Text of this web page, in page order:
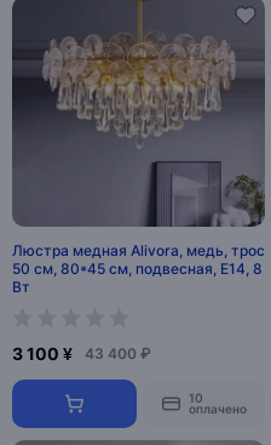
Люстра медная Alivora, медь, трос
50 см, 80*45 см, подвесная, Е14, 8
Вт
3 100 ¥ 43 400 ₽
10
оплачено